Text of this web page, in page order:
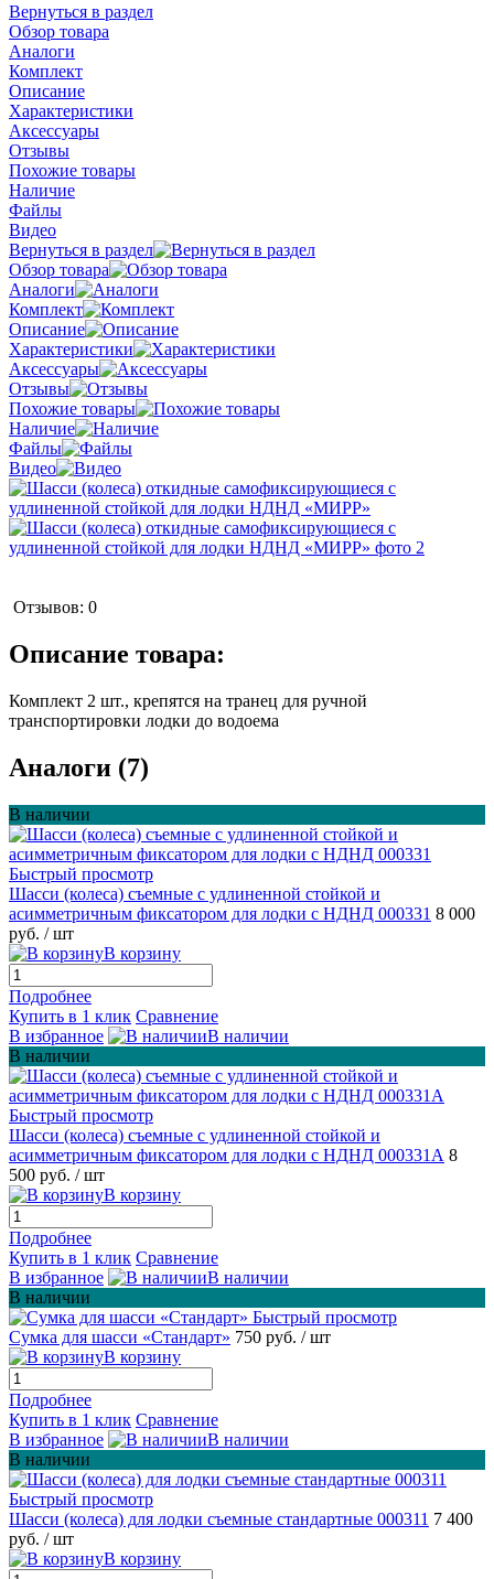
Вернуться в раздел
Обзор товара
Аналоги
Комплект
Описание
Характеристики
Аксессуары
Отзывы
Похожие товары
Наличие
Файлы
Видео
Вернуться в раздел
Обзор товара
Аналоги
Комплект
Описание
Характеристики
Аксессуары
Отзывы
Похожие товары
Наличие
Файлы
Видео
Отзывов: 0
Описание товара:
Комплект 2 шт., крепятся на транец для ручной
транспортировки лодки до водоема
Аналоги (7)
В наличии
Быстрый просмотр
Шасси (колеса) съемные с удлиненной стойкой и
асимметричным фиксатором для лодки с НДНД 000331 8 000
руб. / шт
В корзину
Подробнее
Купить в 1 клик Сравнение
В избранное
В наличии
В наличии
Быстрый просмотр
Шасси (колеса) съемные с удлиненной стойкой и
асимметричным фиксатором для лодки с НДНД 000331А 8
500 руб. / шт
В корзину
Подробнее
Купить в 1 клик Сравнение
В избранное
В наличии
В наличии
Быстрый просмотр
Сумка для шасси «Стандарт» 750 руб. / шт
В корзину
Подробнее
Купить в 1 клик Сравнение
В избранное
В наличии
В наличии
Быстрый просмотр
Шасси (колеса) для лодки съемные стандартные 000311 7 400
руб. / шт
В корзину